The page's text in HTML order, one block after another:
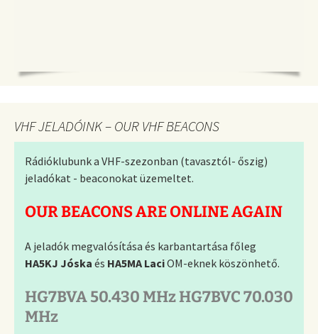
VHF JELADÓINK – OUR VHF BEACONS
Rádióklubunk a VHF-szezonban (tavasztól- őszig)
jeladókat - beaconokat üzemeltet.
OUR BEACONS ARE ONLINE AGAIN
A jeladók megvalósítása és karbantartása főleg
HA5KJ Jóska és HA5MA LaciOM-eknek köszönhető.
HG7BVA 50.430 MHz HG7BVC 70.030
MHz